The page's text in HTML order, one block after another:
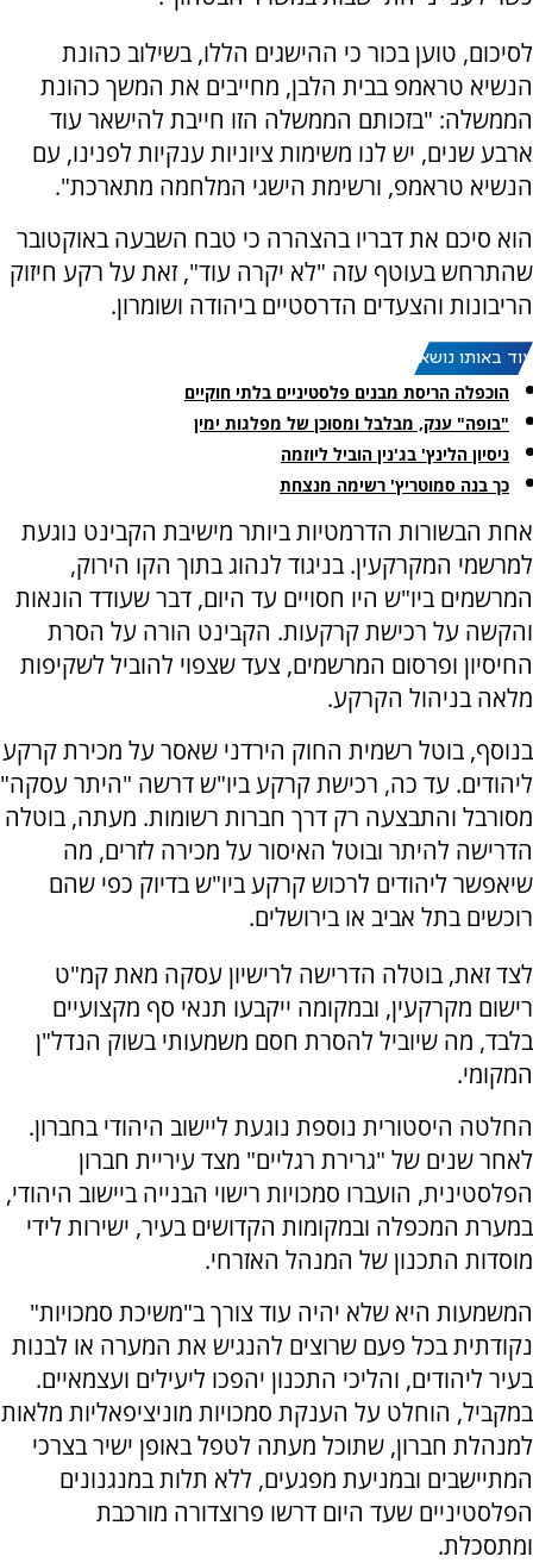
לסיכום, טוען בכור כי ההישגים הללו, בשילוב כהונת
הנשיא טראמפ בבית הלבן, מחייבים את המשך כהונת
הממשלה: "בזכותם הממשלה הזו חייבת להישאר עוד
ארבע שנים, יש לנו משימות ציוניות ענקיות לפנינו, עם
הנשיא טראמפ, ורשימת הישגי המלחמה מתארכת".
הוא סיכם את דבריו בהצהרה כי טבח השבעה באוקטובר
שהתרחש בעוטף עזה "לא יקרה עוד", זאת על רקע חיזוק
הריבונות והצעדים הדרסטיים ביהודה ושומרון.
עוד באותו נושא:
הוכפלה הריסת מבנים פלסטיניים בלתי חוקיים
"בופה" ענק, מבלבל ומסוכן של מפלגות ימין
ניסיון הלינץ' בג'נין הוביל ליוזמה
כך בנה סמוטריץ' רשימה מנצחת
אחת הבשורות הדרמטיות ביותר מישיבת הקבינט נוגעת
למרשמי המקרקעין. בניגוד לנהוג בתוך הקו הירוק,
המרשמים ביו"ש היו חסויים עד היום, דבר שעודד הונאות
והקשה על רכישת קרקעות. הקבינט הורה על הסרת
החיסיון ופרסום המרשמים, צעד שצפוי להוביל לשקיפות
מלאה בניהול הקרקע.
בנוסף, בוטל רשמית החוק הירדני שאסר על מכירת קרקע
ליהודים. עד כה, רכישת קרקע ביו"ש דרשה "היתר עסקה"
מסורבל והתבצעה רק דרך חברות רשומות. מעתה, בוטלה
הדרישה להיתר ובוטל האיסור על מכירה לזרים, מה
שיאפשר ליהודים לרכוש קרקע ביו"ש בדיוק כפי שהם
רוכשים בתל אביב או בירושלים.
לצד זאת, בוטלה הדרישה לרישיון עסקה מאת קמ"ט
רישום מקרקעין, ובמקומה ייקבעו תנאי סף מקצועיים
בלבד, מה שיוביל להסרת חסם משמעותי בשוק הנדל"ן
המקומי.
החלטה היסטורית נוספת נוגעת ליישוב היהודי בחברון.
לאחר שנים של "גרירת רגליים" מצד עיריית חברון
הפלסטינית, הועברו סמכויות רישוי הבנייה ביישוב היהודי,
במערת המכפלה ובמקומות הקדושים בעיר, ישירות לידי
מוסדות התכנון של המנהל האזרחי.
המשמעות היא שלא יהיה עוד צורך ב"משיכת סמכויות"
נקודתית בכל פעם שרוצים להנגיש את המערה או לבנות
בעיר ליהודים, והליכי התכנון יהפכו ליעילים ועצמאיים.
במקביל, הוחלט על הענקת סמכויות מוניציפאליות מלאות
למנהלת חברון, שתוכל מעתה לטפל באופן ישיר בצרכי
המתיישבים ובמניעת מפגעים, ללא תלות במנגנונים
הפלסטיניים שעד היום דרשו פרוצדורה מורכבת
ומתסכלת.